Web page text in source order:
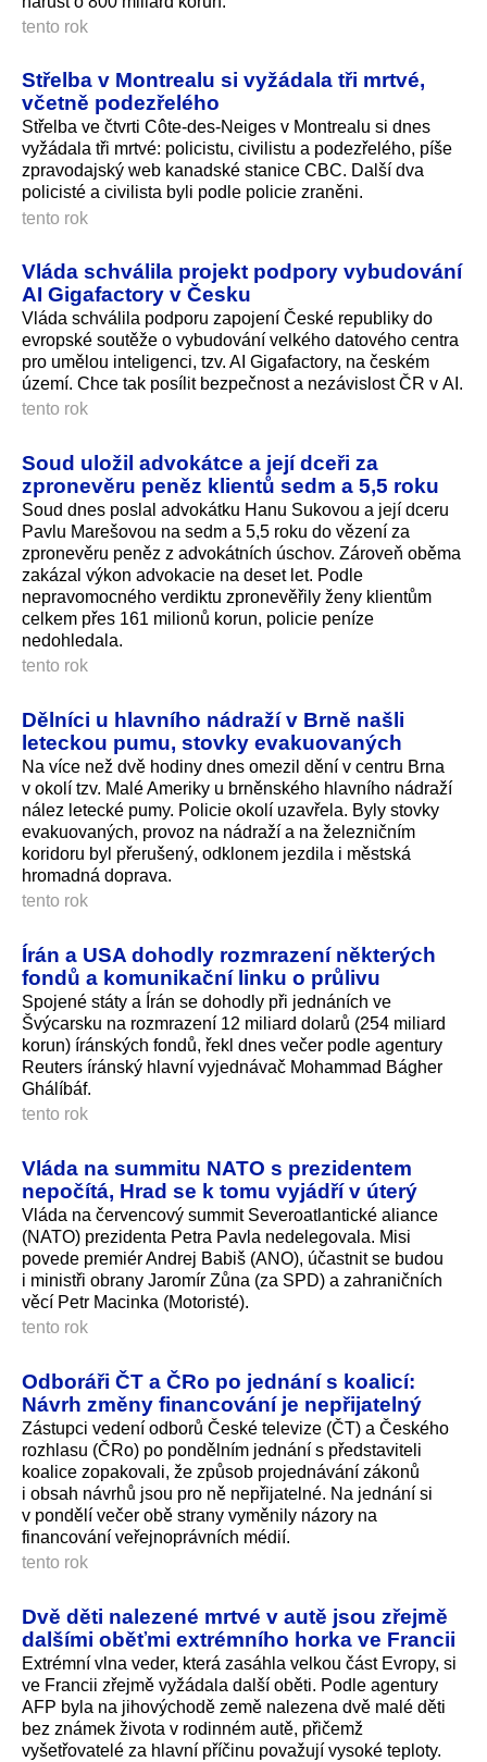
tento rok
Střelba v Montrealu si vyžádala tři mrtvé,
včetně podezřelého
Střelba ve čtvrti Côte-des-Neiges v Montrealu si dnes
vyžádala tři mrtvé: policistu, civilistu a podezřelého, píše
zpravodajský web kanadské stanice CBC. Další dva
policisté a civilista byli podle policie zraněni.
tento rok
Vláda schválila projekt podpory vybudování
AI Gigafactory v Česku
Vláda schválila podporu zapojení České republiky do
evropské soutěže o vybudování velkého datového centra
pro umělou inteligenci, tzv. AI Gigafactory, na českém
území. Chce tak posílit bezpečnost a nezávislost ČR v AI.
tento rok
Soud uložil advokátce a její dceři za
zpronevěru peněz klientů sedm a 5,5 roku
Soud dnes poslal advokátku Hanu Sukovou a její dceru
Pavlu Marešovou na sedm a 5,5 roku do vězení za
zpronevěru peněz z advokátních úschov. Zároveň oběma
zakázal výkon advokacie na deset let. Podle
nepravomocného verdiktu zpronevěřily ženy klientům
celkem přes 161 milionů korun, policie peníze
nedohledala.
tento rok
Dělníci u hlavního nádraží v Brně našli
leteckou pumu, stovky evakuovaných
Na více než dvě hodiny dnes omezil dění v centru Brna
v okolí tzv. Malé Ameriky u brněnského hlavního nádraží
nález letecké pumy. Policie okolí uzavřela. Byly stovky
evakuovaných, provoz na nádraží a na železničním
koridoru byl přerušený, odklonem jezdila i městská
hromadná doprava.
tento rok
Írán a USA dohodly rozmrazení některých
fondů a komunikační linku o průlivu
Spojené státy a Írán se dohodly při jednáních ve
Švýcarsku na rozmrazení 12 miliard dolarů (254 miliard
korun) íránských fondů, řekl dnes večer podle agentury
Reuters íránský hlavní vyjednávač Mohammad Bágher
Ghálíbáf.
tento rok
Vláda na summitu NATO s prezidentem
nepočítá, Hrad se k tomu vyjádří v úterý
Vláda na červencový summit Severoatlantické aliance
(NATO) prezidenta Petra Pavla nedelegovala. Misi
povede premiér Andrej Babiš (ANO), účastnit se budou
i ministři obrany Jaromír Zůna (za SPD) a zahraničních
věcí Petr Macinka (Motoristé).
tento rok
Odboráři ČT a ČRo po jednání s koalicí:
Návrh změny financování je nepřijatelný
Zástupci vedení odborů České televize (ČT) a Českého
rozhlasu (ČRo) po pondělním jednání s představiteli
koalice zopakovali, že způsob projednávání zákonů
i obsah návrhů jsou pro ně nepřijatelné. Na jednání si
v pondělí večer obě strany vyměnily názory na
financování veřejnoprávních mé­dií.
tento rok
Dvě děti nalezené mrtvé v autě jsou zřejmě
dalšími oběťmi extrémního horka ve Francii
Extrémní vlna veder, která zasáhla velkou část Evropy, si
ve Francii zřejmě vyžádala další oběti. Podle agentury
AFP byla na jihovýchodě země nalezena dvě malé děti
bez známek života v rodinném autě, přičemž
vyšetřovatelé za hlavní příčinu považují vysoké teploty.